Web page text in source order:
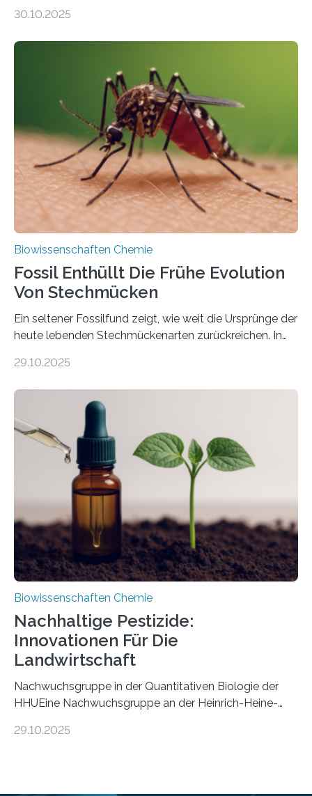
Landpflanzen zählen zu den komplexesten
Grünalgen, die vor Hunderten von Millionen Jahren
lebten. Unter den Vorfahren sticht eine Gruppe heraus,
die noch heute in der Natur vorkommt: die
Süßwasseralge Coleochaetophyceae. Einige Arten
dieser Gruppe bilden aus Zellfäden dichte Geflechte
mit scheibenförmiger Gestalt. Was auffällig ist: Die
nächsten…
30.10.2025
Biowissenschaften Chemie
Fossil Enthüllt Die Frühe Evolution
Von Stechmücken
Ein seltener Fossilfund zeigt, wie weit die Ursprünge der
heute lebenden Stechmückenarten zurückreichen. In
Forschende die bisher älteste bekannte Stechmücken-
Region Kachin in Myanmar und hat sich in
ausgezeichnetem Zustand erhalten. Es konnte als neue
Art einer neuen Gattung beschrieben werden und trägt
nun den Namen Cretosabethes primaevus. Dieser erste
fossile Nachweis einer Stechmückenlarve in Bernstein
stellt gleichzeitig den ersten Fossilfund einer
Mückenlarve aus dem Mesozoikum dar, denn…
29.10.2025
Biowissenschaften Chemie
Nachhaltige Pestizide:
Innovationen Für Die
Landwirtschaft
Nachwuchsgruppe in der Quantitativen Biologie der
HHUEine Nachwuchsgruppe an der Heinrich-Heine-
fünf Jahren erforschen, wie Bakterien auf
29.10.2025